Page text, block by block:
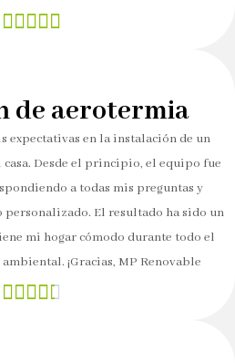

de aerotermia
expectativas en la instalación de un
Desde el principio, el equipo fue
a todas mis preguntas y
El resultado ha sido un
mi hogar cómodo durante todo el
¡Gracias, MP Renovable
